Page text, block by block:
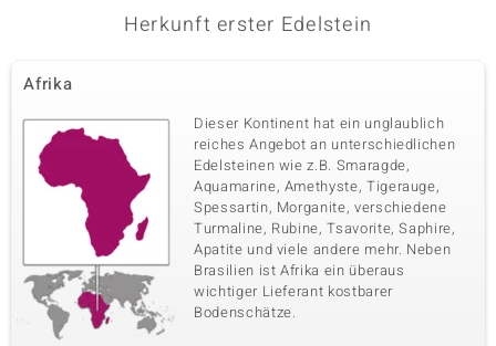
Herkunft erster Edelstein
Afrika
Dieser Kontinent hat ein unglaublich
reiches Angebot an unterschiedlichen
Edelsteinen wie z.B. Smaragde,
Aquamarine, Amethyste, Tigerauge,
Spessartin, Morganite, verschiedene
Turmaline, Rubine, Tsavorite, Saphire,
Apatite und viele andere mehr. Neben
Brasilien ist Afrika ein überaus
wichtiger Lieferant kostbarer
Bodenschätze.